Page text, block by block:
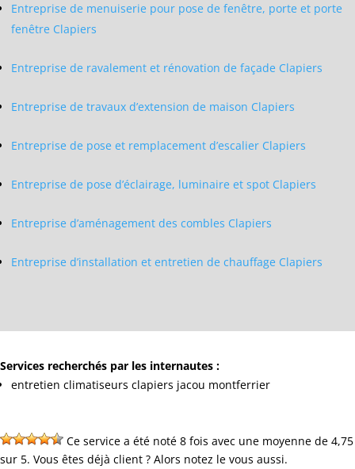
Entreprise de menuiserie pour pose de fenêtre, porte et porte
fenêtre Clapiers
Entreprise de ravalement et rénovation de façade Clapiers
Entreprise de travaux d’extension de maison Clapiers
Entreprise de pose et remplacement d’escalier Clapiers
Entreprise de pose d’éclairage, luminaire et spot Clapiers
Entreprise d’aménagement des combles Clapiers
Entreprise d’installation et entretien de chauffage Clapiers
Services recherchés par les internautes :
entretien climatiseurs clapiers jacou montferrier
Ce service a été noté 8 fois avec une moyenne de 4,75
sur 5. Vous êtes déjà client ? Alors notez le vous aussi.